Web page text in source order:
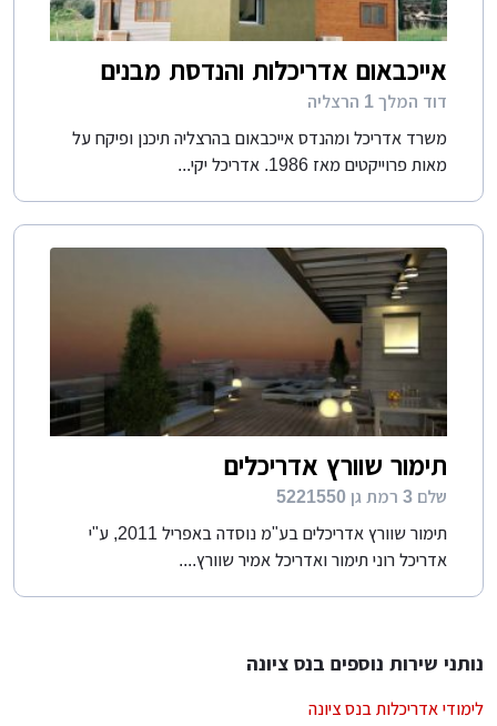
אייכבאום אדריכלות והנדסת מבנים
דוד המלך 1 הרצליה
משרד אדריכל ומהנדס אייכבאום בהרצליה תיכנן ופיקח על
מאות פרוייקטים מאז 1986. אדריכל יקי...
תימור שוורץ אדריכלים
שלם 3 רמת גן 5221550
תימור שוורץ אדריכלים בע"מ נוסדה באפריל 2011, ע"י
אדריכל רוני תימור ואדריכל אמיר שוורץ....
נותני שירות נוספים בנס ציונה
לימודי אדריכלות בנס ציונה